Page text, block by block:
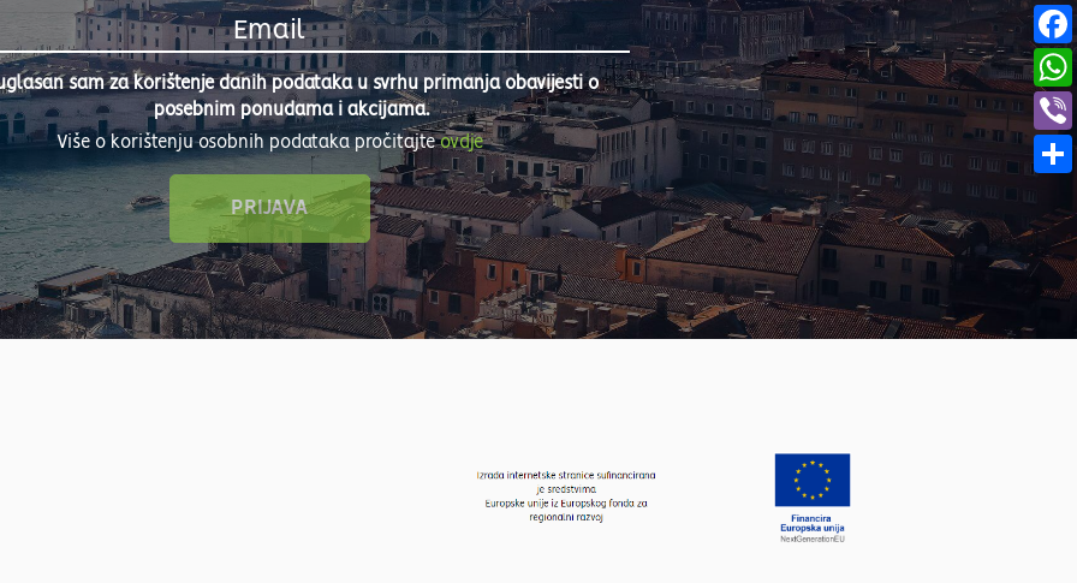
sam za korištenje danih podataka u svrhu primanja obavijesti o
posebnim ponudama i akcijama.
Više o korištenju osobnih podataka pročitajteovdje